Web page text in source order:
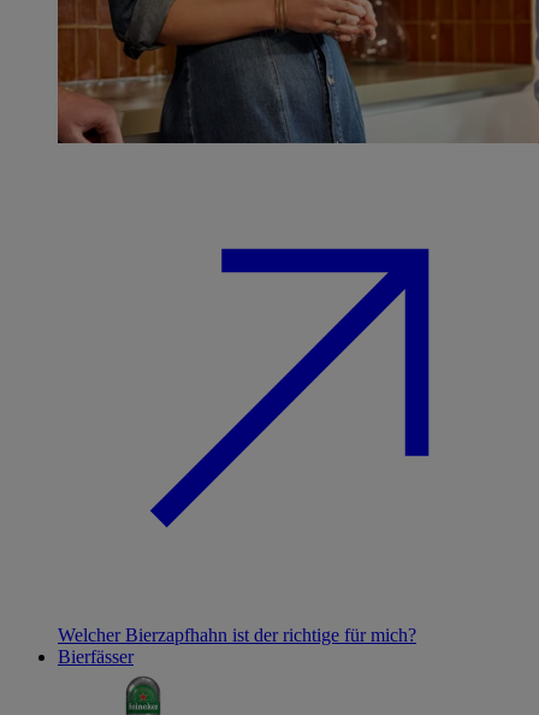
Welcher Bierzapfhahn ist der richtige für mich?
Bierfässer